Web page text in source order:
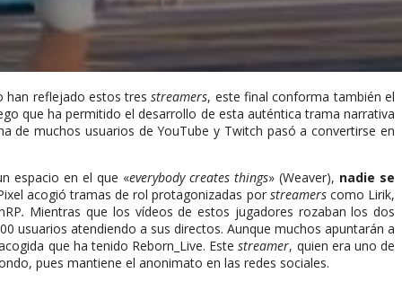
han reflejado estos tresstreamers, este final conforma también el
que ha permitido el desarrollo de esta auténtica trama narrativa
de muchos usuarios de YouTube y Twitch pasó a convertirse en
espacio en el que «everybody creates things» (Weaver), nadie se
acogió tramas de rol protagonizadas por streamerscomo Lirik,
. Mientras que los vídeos de estos jugadores rozaban los dos
usuarios atendiendo a sus directos. Aunque muchos apuntarán a
que ha tenido Reborn_Live. Estestreamer, quien era uno de
pues mantiene el anonimato en las redes sociales.